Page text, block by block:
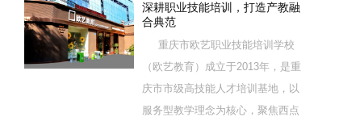
深耕职业技能培训，打造产教融
合典范
重庆市欧艺职业技能培训学校
（欧艺教育）成立于2013年，是重
庆市市级高技能人才培训基地，以
服务型教学理念为核心，聚焦西点